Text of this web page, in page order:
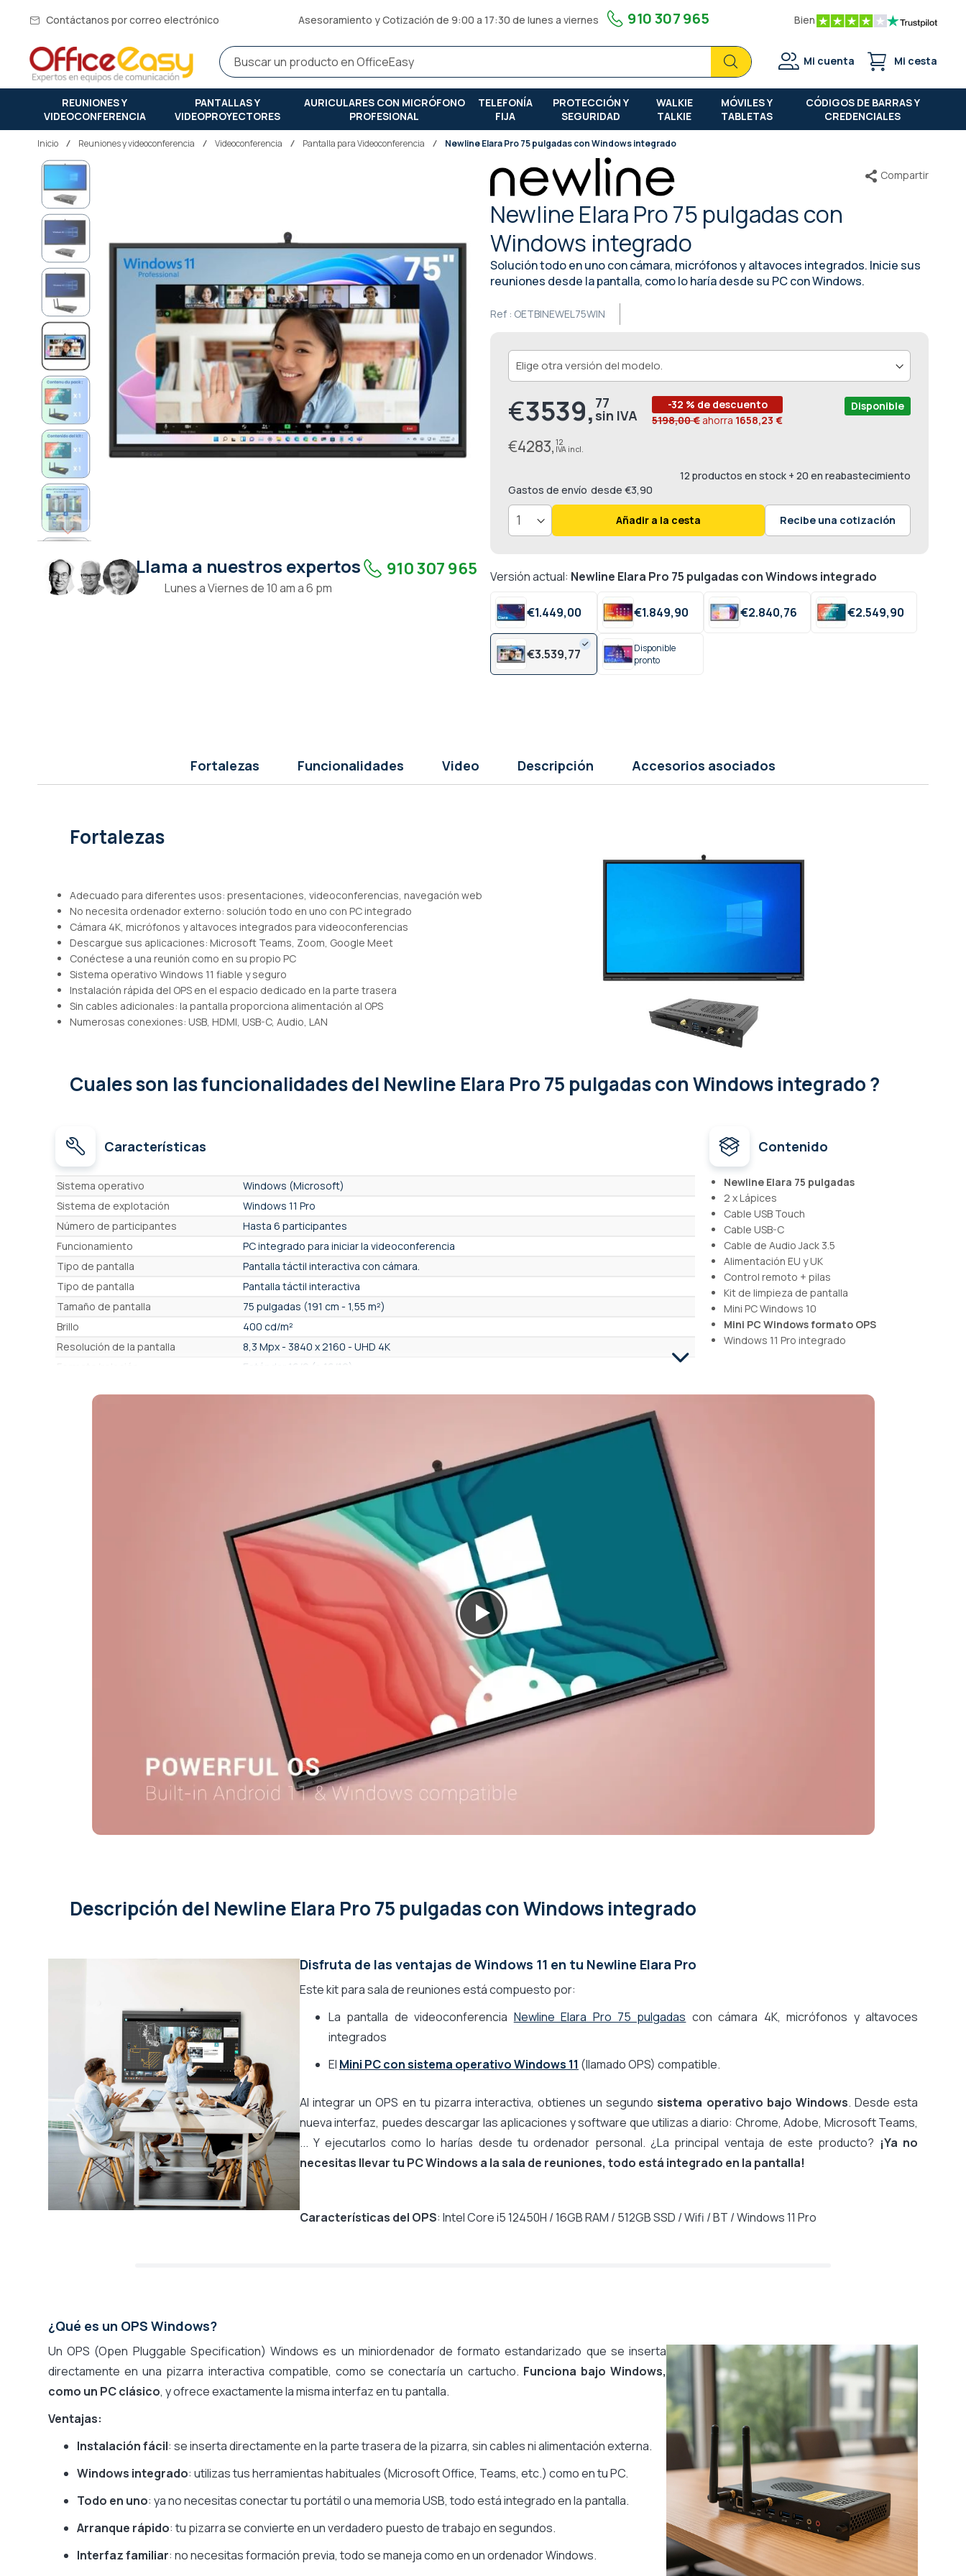
Contáctanos por correo electrónico Asesoramiento y Cotización de 9:00 a 17:30 de lunes a viernes 910 307 965 Bien
BuscarBuscar
Mi cuenta Mi cesta
REUNIONES Y
VIDEOCONFERENCIA
PANTALLAS Y
VIDEOPROYECTORES
AURICULARES CON MICRÓFONO
PROFESIONAL
TELEFONÍA
FIJA
PROTECCIÓN Y
SEGURIDAD
WALKIE
TALKIE
MÓVILES Y
TABLETAS
CÓDIGOS DE BARRAS Y
CREDENCIALES
Inicio reuniones y videoconferencia Videoconferencia Pantalla para Videoconferencia Newline Elara Pro 75 pulgadas con Windows integrado
Newline Elara Pro 75 pulgadas con
Windows integrado
Solución todo en uno con cámara, micrófonos y altavoces integrados. Inicie sus
reuniones desde la pantalla, como lo haría desde su PC con Windows.
Ref : OETBINEWEL75WIN
Compartir
Gastos de envío desde €3,90
€3539, 77
€4283, 12
-32 % de descuento
5198,00 € ahorra 1658,23 €
12 productos en stock + 20 en reabastecimiento
Disponible
Añadir a la cesta Recibe una cotización
Versión actual: Newline Elara Pro 75 pulgadas con Windows integrado
€1.449,00 €1.849,90 €2.840,76 €2.549,90
€3.539,77
Disponible
pronto
Saltar
final
de
la
galería
de
imágenes
Saltar
comienzo
Llama a nuestros expertos
Lunes a Viernes de 10 am a 6 pm
910 307 965
Fortalezas Funcionalidades Video Descripción Accesorios asociados
Fortalezas
Adecuado para diferentes usos: presentaciones, videoconferencias, navegación web
No necesita ordenador externo: solución todo en uno con PC integrado
Cámara 4K, micrófonos y altavoces integrados para videoconferencias
Descargue sus aplicaciones: Microsoft Teams, Zoom, Google Meet
Conéctese a una reunión como en su propio PC
Sistema operativo Windows 11 fiable y seguro
Instalación rápida del OPS en el espacio dedicado en la parte trasera
Sin cables adicionales: la pantalla proporciona alimentación al OPS
Numerosas conexiones: USB, HDMI, USB-C, Audio, LAN
Cuales son las funcionalidadesdel Newline Elara Pro 75 pulgadas con Windows integrado ?
Características
Características
Sistema operativo
Windows (Microsoft)
Sistema de explotación
Windows 11 Pro
Número de participantes
Hasta 6 participantes
Funcionamiento
PC integrado para iniciar la videoconferencia
Tipo de pantalla
Pantalla táctil interactiva con cámara.
Tipo de pantalla
Pantalla táctil interactiva
Tamaño de pantalla
75 pulgadas (191 cm - 1,55 m²)
Brillo
400 cd/m²
Resolución de la pantalla
8,3 Mpx - 3840 x 2160 - UHD 4K
Estándar 16/9 (o 16/10)
Sí, Altavoz frontal (integrado)
No (solo paisaje)
UHD 4K 2160p - 8 Mpx
Entre 8 y 13 Mpx
★★★ Infrarrojos / InGlass
★★★ Toque “directo” (espacio cero)
Sí, con Google Play Store (EDLA)
Sí, PC con Windows integrado
Una computadora Windows, Una Mac (macOS), Un iPhone, iPad (iOS), Un smartphone Android,
Un ChromeBook, Google Pixel (Chrome OS)
800x400
Interfaz de videoconferencia
USB Video autónomo gracias al PC integrado (OPS)
Contenido
Newline Elara 75 pulgadas
2 x Lápices
Cable USB Touch
Cable USB-C
Cable de Audio Jack 3.5
Alimentación EU y UK
Control remoto + pilas
Kit de limpieza de pantalla
Mini PC Windows 10
Mini PC Windows formato OPS
Windows 11 Pro integrado
Descripción del Newline Elara Pro 75 pulgadas con Windows integrado
Disfruta de las ventajas de Windows 11 en tu Newline Elara Pro
Este kit para sala de reuniones está compuesto por:
La pantalla de videoconferencia Newline Elara Pro 75 pulgadas con cámara 4K, micrófonos y altavoces
integrados
El Mini PC con sistema operativo Windows 11 (llamado OPS) compatible.
Al integrar un OPS en tu pizarra interactiva, obtienes un segundosistema operativo bajo Windows. Desde esta
nueva interfaz, puedes descargar las aplicaciones y software que utilizas a diario: Chrome, Adobe, Microsoft Teams,
... Y ejecutarlos como lo harías desde tu ordenador personal. ¿La principal ventaja de este producto? ¡Ya no
necesitas llevar tu PC Windows a la sala de reuniones, todo está integrado en la pantalla!
Características del OPS: Intel Core i5 12450H / 16GB RAM / 512GB SSD / Wifi / BT / Windows 11 Pro
¿Qué es un OPS Windows?
Un OPS (Open Pluggable Specification) Windows es un miniordenador de formato estandarizado que se inserta
directamente en una pizarra interactiva compatible, como se conectaría un cartucho. Funciona bajo Windows,
como un PC clásico, y ofrece exactamente la misma interfaz en tu pantalla.
Ventajas:
Instalación fácil: se inserta directamente en la parte trasera de la pizarra, sin cables ni alimentación externa.
Windows integrado: utilizas tus herramientas habituales (Microsoft Office, Teams, etc.) como en tu PC.
Todo en uno: ya no necesitas conectar tu portátil o una memoria USB, todo está integrado en la pantalla.
Arranque rápido: tu pizarra se convierte en un verdadero puesto de trabajo en segundos.
Interfaz familiar: no necesitas formación previa, todo se maneja como en un ordenador Windows.